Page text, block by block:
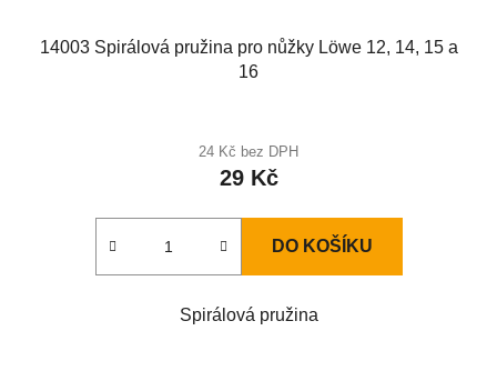
14003 Spirálová pružina pro nůžky Löwe 12, 14, 15 a
16
24 Kč bez DPH
29 Kč
DO KOŠÍKU
Spirálová pružina